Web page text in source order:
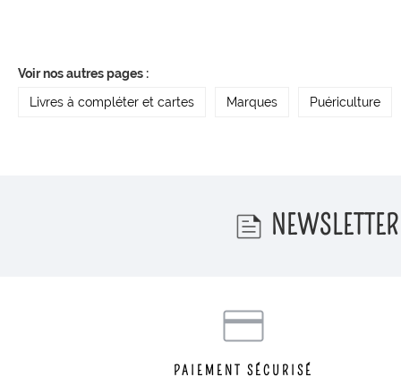
Voir nos autres pages :
Livres à compléter et cartes
Marques Puériculture
NEWSLETTER
PAIEMENT SÉCURISÉ